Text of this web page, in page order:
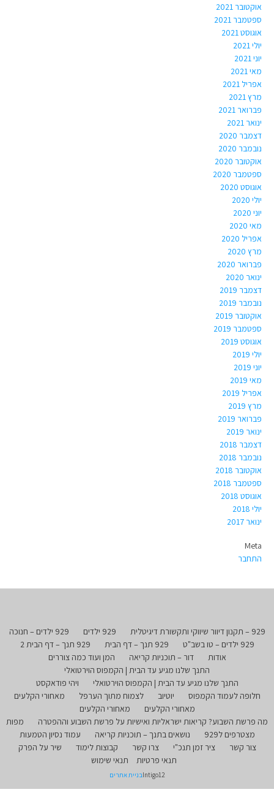
אוקטובר 2021
ספטמבר 2021
אוגוסט 2021
יולי 2021
יוני 2021
מאי 2021
אפריל 2021
מרץ 2021
פברואר 2021
ינואר 2021
דצמבר 2020
נובמבר 2020
אוקטובר 2020
ספטמבר 2020
אוגוסט 2020
יולי 2020
יוני 2020
מאי 2020
אפריל 2020
מרץ 2020
פברואר 2020
ינואר 2020
דצמבר 2019
נובמבר 2019
אוקטובר 2019
ספטמבר 2019
אוגוסט 2019
יולי 2019
יוני 2019
מאי 2019
אפריל 2019
מרץ 2019
פברואר 2019
ינואר 2019
דצמבר 2018
נובמבר 2018
אוקטובר 2018
ספטמבר 2018
אוגוסט 2018
יולי 2018
ינואר 2017
Meta
התחבר
929 – תקנון דיוור שיווקי ותקשורת דיגיטלית 929 ילדים
929 ילדים – חנוכה
929 ילדים – טו בשב"ט
929 תנך – דף הבית
929 תנך – דף הבית 2
אודות
דור – תוכניות קריאה
המן ועוד כמה צוררים
התנך שלנו מגיע עד הבית | הקמפוס הוירטואלי
התנך שלנו מגיע עד הבית | הקמפוס הוירטואלי
ויהי פודאקסט
חלופה לעמוד הקמפוס
יוטיוב לצמוח מתוך הערפל
מאחורי הקלעים
מאחורי הקלעים
מאחורי הקלעים
מה פרשת השבוע? קריאות ישראליות ואישיות על פרשת השבוע וההפטרה
מפות
מצטרפים ל929
נושאים בתנך – תוכניות קריאה
עמוד נסיון הטמעות
צור קשר
ציר זמן תנכ"י צרו קשר קבוצות לימוד
שיר על הפרק
תנאי פרטיות
תנאי שימוש
Intigo12בניית אתרים